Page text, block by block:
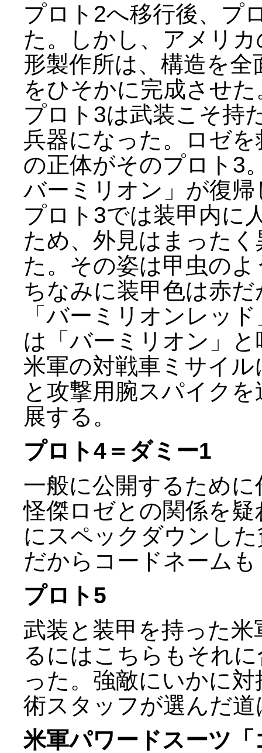
プロト2へ移行後、プ
た。しかし、アメリ
形製作所は、構造を
をひそかに完成させ
プロト3は武装こそ持
兵器になった。ロゼ
の正体がそのプロト3
バーミリオン」が復
プロト3では装甲内に
ため、外見はまった
た。その姿は甲虫の
ちなみに装甲色は赤
「バーミリオンレッ
は「バーミリオン」
米軍の対戦車ミサイ
と攻撃用腕スパイク
展する。
プロト4＝ダミー1
一般に公開するため
怪傑ロゼとの関係を
にスペックダウンし
だからコードネーム
プロト5
武装と装甲を持った
るにはこちらもそれ
った。強敵にいかに
術スタッフが選んだ
米軍パワードスーツ